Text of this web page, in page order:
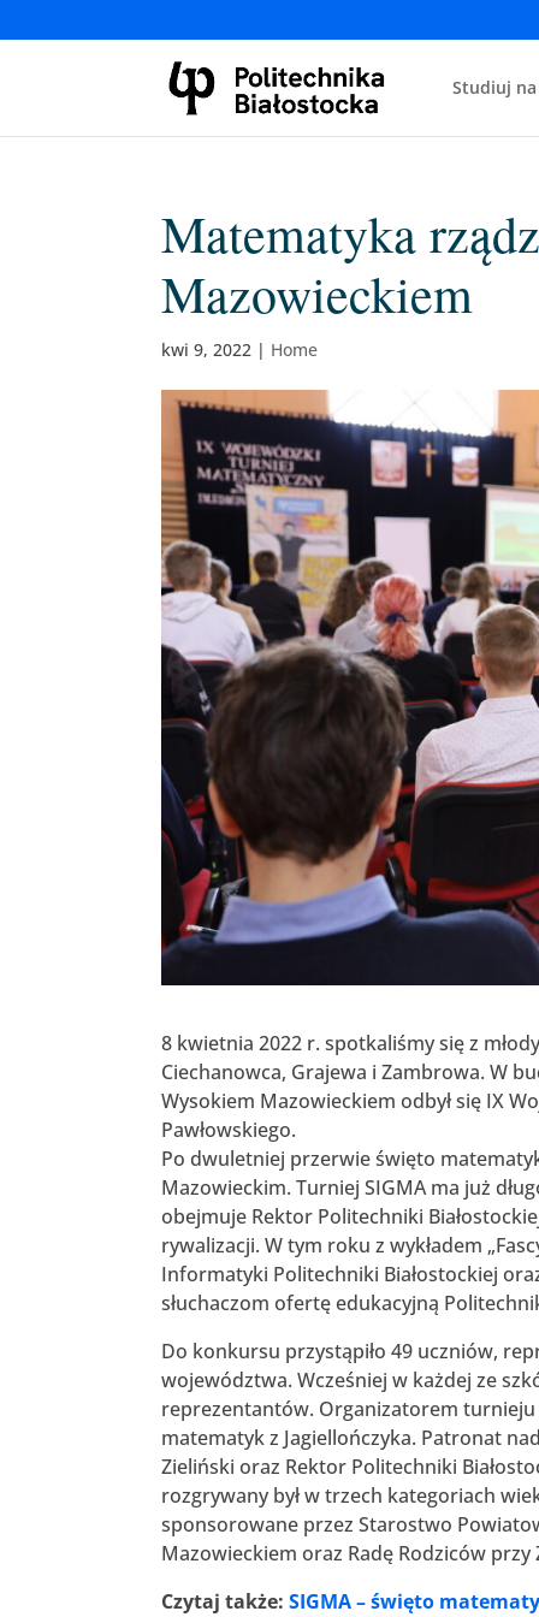
Studiuj na
Matematyka
Mazowieckiem
kwi 9, 2022 | Home
8 kwietnia 2022 r. spotkaliśmy się z
Ciechanowca, Grajewa i Zambrowa. W
Wysokiem Mazowieckiem odbył się IX
Pawłowskiego.
Po dwuletniej przerwie święto
Mazowieckim. Turniej SIGMA ma już
obejmuje Rektor Politechniki
rywalizacji. W tym roku z wykładem
Informatyki Politechniki Białostockiej
słuchaczom ofertę edukacyjną
Do konkursu przystąpiło 49 uczniów,
województwa. Wcześniej w każdej ze
reprezentantów. Organizatorem
matematyk z Jagiellończyka. Patronat
Zieliński oraz Rektor Politechniki
rozgrywany był w trzech kategoriach
sponsorowane przez Starostwo
Mazowieckiem oraz Radę Rodziców
Czytaj także:SIGMA – święto